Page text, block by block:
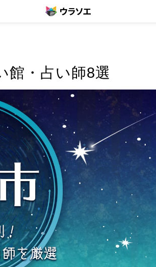
館・占い師8選